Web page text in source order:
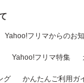
Yahoo!フリマからのお
Yahoo!フリマ特集
グ かんたんご利用ガ